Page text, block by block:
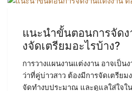
แนะนำขั้นตอนการจัด
งจัดเตรียมอะไรบ้าง?
การวางแผนงานแต่งงาน อาจเป็น
ว่าที่คู่บ่าวสาว ต้องมีการจัดเตรียม
จัดทำงบประมาณ และดูแลใส่ใจใ